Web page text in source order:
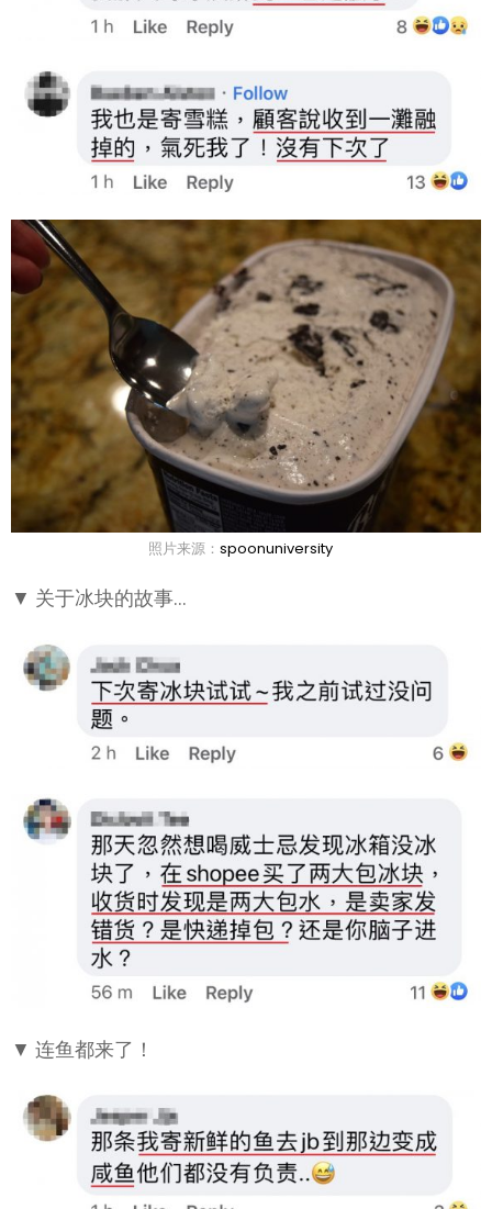
照片来源： spoonuniversity
▼ 关于冰块的故事…
▼ 连鱼都来了！